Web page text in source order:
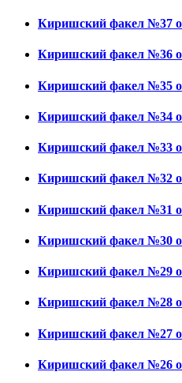
Киришский факел №37
Киришский факел №36
Киришский факел №35
Киришский факел №34
Киришский факел №33
Киришский факел №32
Киришский факел №31
Киришский факел №30
Киришский факел №29
Киришский факел №28
Киришский факел №27
Киришский факел №26